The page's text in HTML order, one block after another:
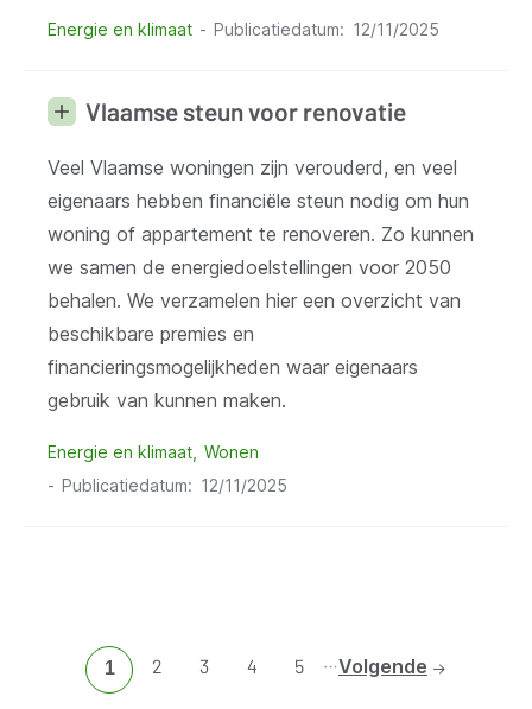
Energie en klimaat Publicatiedatum 12/11/2025
Vlaamse steun voor renovatie
Veel Vlaamse woningen zijn verouderd, en veel
eigenaars hebben financiële steun nodig om hun
woning of appartement te renoveren. Zo kunnen
we samen de energiedoelstellingen voor 2050
behalen. We verzamelen hier een overzicht van
beschikbare premies en
financieringsmogelijkheden waar eigenaars
gebruik van kunnen maken.
Energie en klimaat Wonen
Publicatiedatum
12/11/2025
Huidige
pagina
1
Ga
2
Ga
3
Ga
4
Ga
5 …Volgende